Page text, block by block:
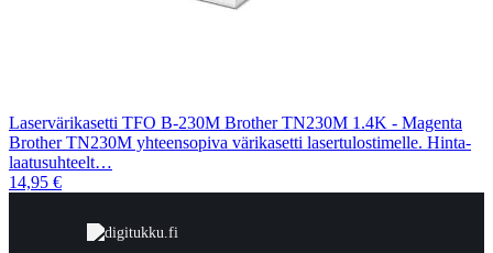
Laservärikasetti TFO B-230M Brother TN230M 1.4K - Magenta
Brother TN230M yhteensopiva värikasetti lasertulostimelle. Hinta-
laatusuhteelt…
14,95 €